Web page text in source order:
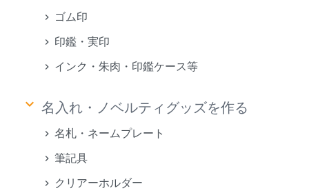
ゴム印
印鑑・実印
インク・朱肉・印鑑ケース等
keyboard_arrow_down 名入れ・ノベルティグッズを作る
名札・ネームプレート
筆記具
クリアーホルダー